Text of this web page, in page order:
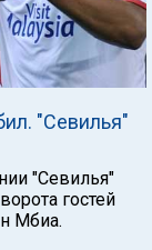
"Севилья"
"Севилья"
гостей
Мбиа.